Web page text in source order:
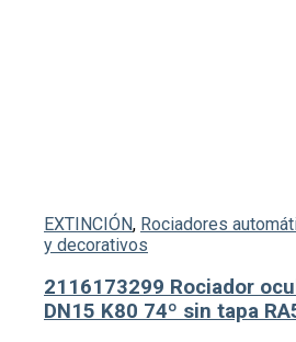
EXTINCIÓN, Rociadores
y decorativos
2116173299 Rociador
DN15 K80 74º sin tapa